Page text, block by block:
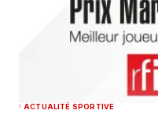
ACTUALITÉ SPORTIVE